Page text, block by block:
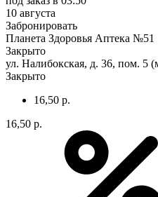
10 августа
Забронировать
Планета Здоровья Аптека №51
Закрыто
ул. Налибокская, д. 36, пом. 5
Закрыто
16,50 р.
16,50 р.